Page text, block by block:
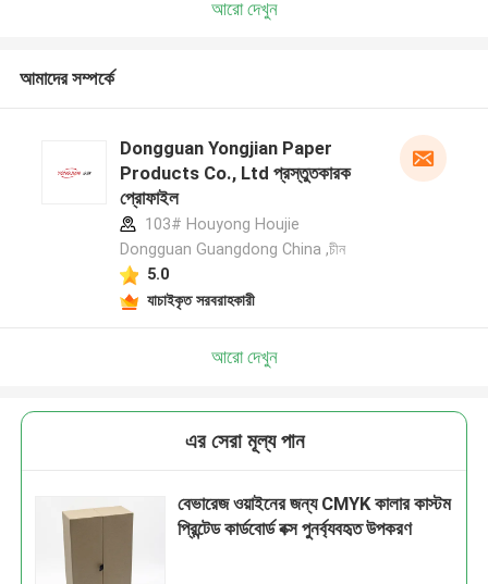
আরো দেখুন
আমাদের সম্পর্কে
Dongguan Yongjian Paper
Products Co., Ltd প্রস্তুতকারক
প্রোফাইল
103# Houyong Houjie
Dongguan Guangdong China ,চীন
5.0
যাচাইকৃত সরবরাহকারী
আরো দেখুন
এর সেরা মূল্য পান
বেভারেজ ওয়াইনের জন্য CMYK কালার কাস্টম
প্রিন্টেড কার্ডবোর্ড বক্স পুনর্ব্যবহৃত উপকরণ